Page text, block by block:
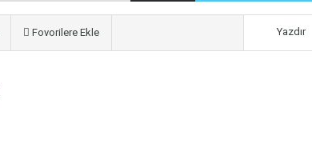
Fovorilere Ekle Yazdır